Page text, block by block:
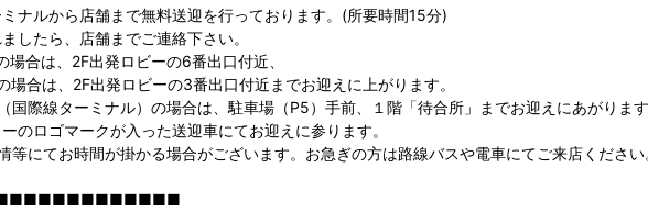
ナルから店舗まで無料送迎を行っております。(所要時間15分)
したら、店舗までご連絡下さい。
場合は、2F出発ロビーの6番出口付近、
場合は、2F出発ロビーの3番出口付近までお迎えに上がります。
国際線ターミナル）の場合は、駐車場（P5）手前、１階「待合所」までお迎えにあがりま
のロゴマークが入った送迎車にてお迎えに参ります。
等にてお時間が掛かる場合がございます。お急ぎの方は路線バスや電車にてご来店ください